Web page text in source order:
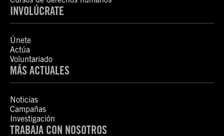
INVOLÚCRATE
Únete
Actúa
Voluntariado
MÁS ACTUALES
Noticias
Campañas
Investigación
TRABAJA CON NOSOTROS